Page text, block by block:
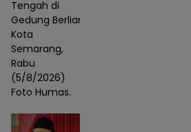
Tengah di
Gedung Berlian,
Kota
Semarang,
Rabu
(5/8/2026)
Foto Humas.